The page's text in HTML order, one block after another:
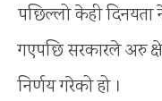
पछिल्लो केही दिनयता
गएपछि सरकारले अरु
निर्णय गरेको हो ।